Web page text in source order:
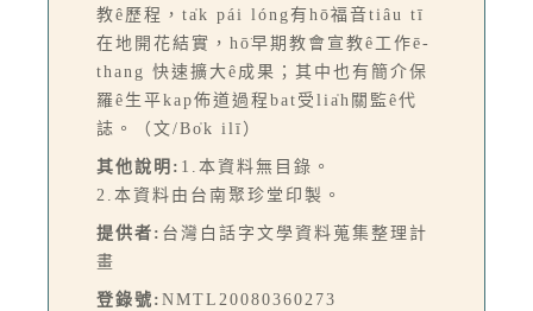
教ê歷程，ta̍k pái lóng有hō͘福音tiâu tī
在地開花結實，hō͘早期教會宣教ê工作ē-
thang 快速擴大ê成果；其中也有簡介保
羅ê生平kap佈道過程bat受lia̍h關監ê代
誌。（文/Bo̍k ilī）
其他說明: 1.本資料無目錄。
2.本資料由台南聚珍堂印製。
提供者: 台灣白話字文學資料蒐集整理計
畫
登錄號: NMTL20080360273